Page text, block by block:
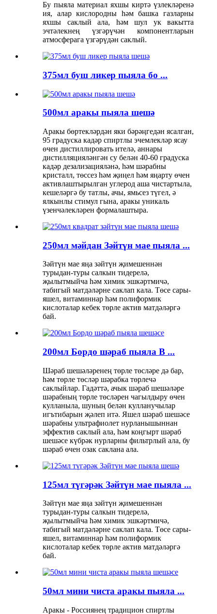
Бу пыяла материал яхшы киртә үзлекләренә
ия, алар кислородны һәм башка газларны
яхшы саклый ала, һәм шул ук вакытта
эчтәлекнең үзгәрүчән компонентларын
атмосферага үзгәрүдән саклый.
375мл буш ликер пыяла бо ...
500мл аракы пыяла шешә
Аракы бөртекләрдән яки бәрәңгедән ясалган,
95 градуска кадәр спиртлы эчемлекләр ясау
өчен дистиллировать ителә, аннары
дистилляцияләнгән су белән 40-60 градуска
кадәр дезализацияләнә, һәм шәрабны
кристалл, төссез һәм җиңел һәм яңарту өчен
активлаштырылган углерод аша чистартыла,
кешеләргә бу татлы, ачы, ямьсез түгел, ә
ялкынлы стимул гына, аракы уникаль
үзенчәлекләрен формалаштыра.
250мл мәйдан Зәйтүн мае пыяла ...
Зәйтүн мае яңа зәйтүн җимешеннән
турыдан-туры салкын тидерелә,
җылытмыйча һәм химик эшкәртмичә,
табигый матдәләрне саклап кала. Төсе сары-
яшел, витаминнар һәм полиформик
кислоталар кебек төрле актив матдәләргә
бай.
200мл Бордо шәраб пыяла В ...
Шәраб шешәләренең төрле төсләре дә бар,
һәм төрле төсләр шәрабка төрлечә
саклыйлар. Гадәттә, ачык шәраб шешәләре
шәрабның төрле төсләрен чагылдыру өчен
кулланыла, шуның белән кулланучылар
игътибарын җәлеп итә. Яшел шәраб шешәсе
шәрабны ультрафиолет нурланышыннан
эффектив саклый ала, һәм коңгырт шәраб
шешәсе күбрәк нурларны фильтрлый ала, бу
шәраб өчен озак саклана ала.
125мл түгәрәк Зәйтүн мае пыяла ...
Зәйтүн мае яңа зәйтүн җимешеннән
турыдан-туры салкын тидерелә,
җылытмыйча һәм химик эшкәртмичә,
табигый матдәләрне саклап кала. Төсе сары-
яшел, витаминнар һәм полиформик
кислоталар кебек төрле актив матдәләргә
бай.
50мл мини чиста аракы пыяла ...
Аракы - Россиянең традицион спиртлы